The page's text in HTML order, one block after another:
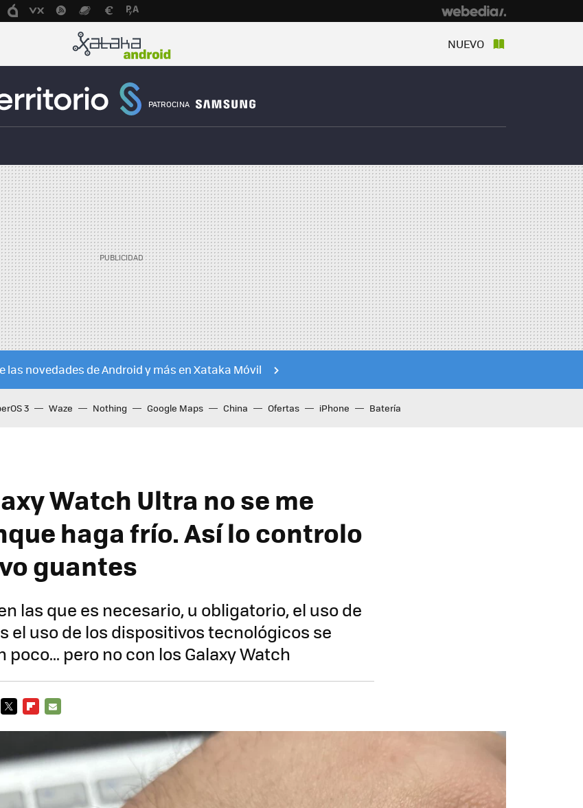
NUEVO
PATROCINA
las novedades de Android y más en Xataka Móvil
3 Waze Nothing Google Maps China Ofertas iPhone Batería
Watch Ultra no se me
haga frío. Así lo controlo
guantes
las que es necesario, u obligatorio, el uso de
el uso de los dispositivos tecnológicos se
pero no con los Galaxy Watch